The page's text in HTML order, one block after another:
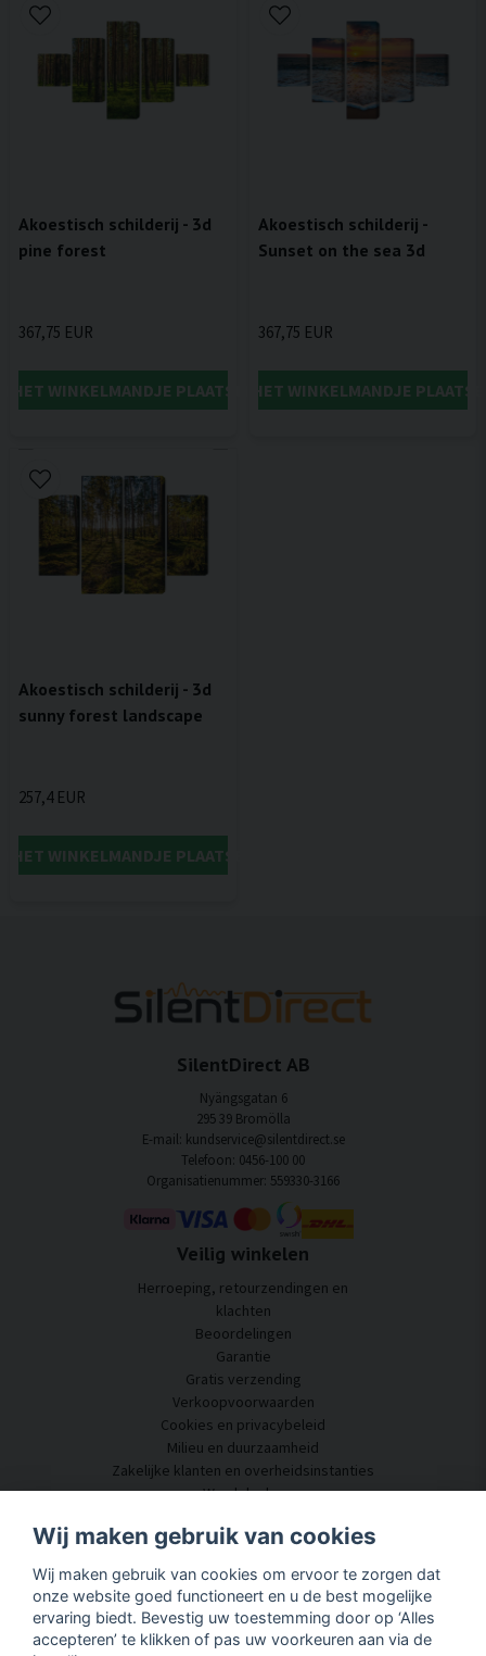
Akoestisch schilderij - 3d
pine forest
367,75 EUR
HET WINKELMANDJE PLAATSEN
Akoestisch schilderij -
Sunset on the sea 3d
367,75 EUR
IN HET WINKELMANDJE
Akoestisch schilderij - 3d
sunny forest landscape
257,4 EUR
HET WINKELMANDJE PLAATSEN
SilentDirect AB
Nyängsgatan 6
295 39 Bromölla
E-mail: kundservice@silentdirect.se
Telefoon: 0456-100 00
Organisatienummer: 559330-3166
Veilig winkelen
Herroeping, retourzendingen en
klachten
Beoordelingen
Garantie
Gratis verzending
Verkoopvoorwaarden
Cookies en privacybeleid
Milieu en duurzaamheid
Zakelijke klanten en overheidsinstanties
Word dealer
Klantenservice
Neem contact met ons op
Akoestisch advies
Montage en installatie
Vragen en antwoorden
Wij maken gebruik van cookies
Wij maken gebruik van cookies om ervoor te zorgen dat
onze website goed functioneert en u de best mogelijke
ervaring biedt. Bevestig uw toestemming door op ‘Alles
accepteren’ te klikken of pas uw voorkeuren aan via de